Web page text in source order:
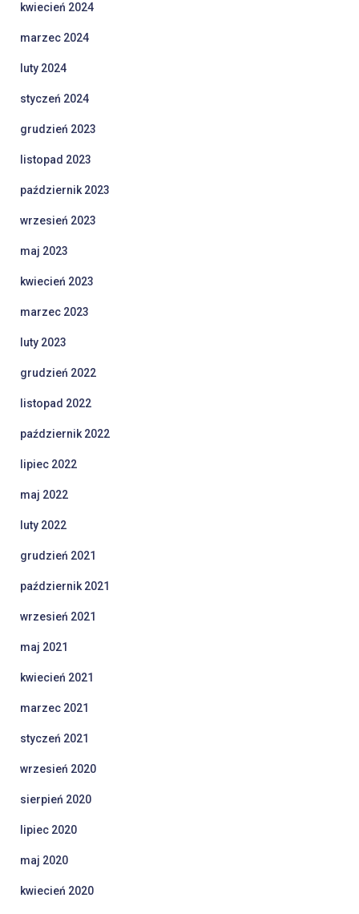
kwiecień 2024
marzec 2024
luty 2024
styczeń 2024
grudzień 2023
listopad 2023
październik 2023
wrzesień 2023
maj 2023
kwiecień 2023
marzec 2023
luty 2023
grudzień 2022
listopad 2022
październik 2022
lipiec 2022
maj 2022
luty 2022
grudzień 2021
październik 2021
wrzesień 2021
maj 2021
kwiecień 2021
marzec 2021
styczeń 2021
wrzesień 2020
sierpień 2020
lipiec 2020
maj 2020
kwiecień 2020